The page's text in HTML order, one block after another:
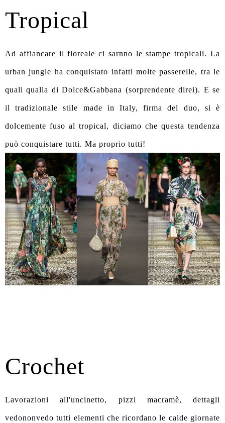
Tropical
Ad affiancare il floreale ci sarnno le stampe tropicali. La
urban jungle ha conquistato infatti molte passerelle, tra le
quali qualla di Dolce&Gabbana (sorprendente direi). E se
il tradizionale stile made in Italy, firma del duo, si è
dolcemente fuso al tropical, diciamo che questa tendenza
può conquistare tutti. Ma proprio tutti!
Crochet
Lavorazioni all'uncinetto, pizzi macramè, dettagli
vedononvedo tutti elementi che ricordano le calde giornate